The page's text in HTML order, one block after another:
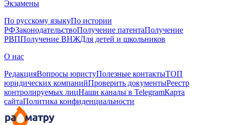
Экзамены
По русскому языкуПо истории
РФЗаконодательствоПолучение патентаПолучение
РВППолучение ВНЖДля детей и школьников
О нас
РедакцияВопросы юристуПолезные контактыТОП
юридических компанийПроверить документыРеестр
контролируемых лицНаши каналы в TelegramКарта
сайтаПолитика конфиденциальности